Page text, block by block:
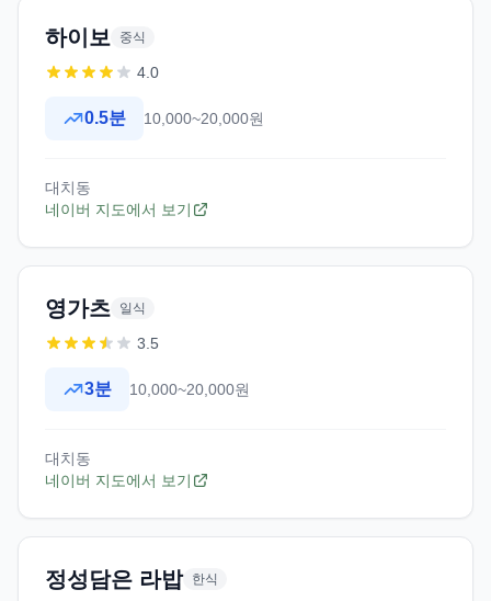
하이보 중식
4.0
0.5분 10,000~20,000원
대치동
네이버 지도에서 보기
영가츠 일식
3.5
3분 10,000~20,000원
대치동
네이버 지도에서 보기
정성담은 라밥 한식